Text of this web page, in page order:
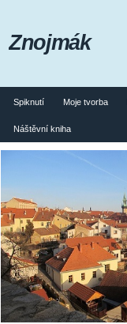
Spiknutí Moje tvorba
Náštěvní kniha
Znojmák